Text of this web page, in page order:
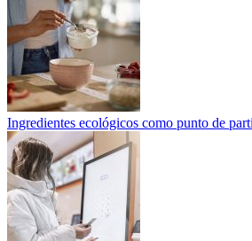
Ingredientes ecológicos como punto de